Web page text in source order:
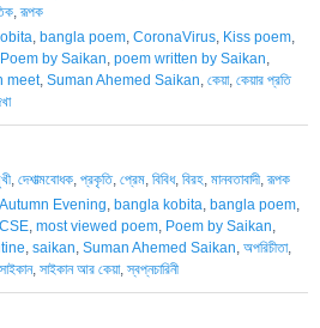
,রূপক
, bangla poem, CoronaVirus, Kiss poem,
Poem by Saikan, poem written by Saikan,
meet, Suman Ahemed Saikan, কেয়া, কেয়ার প্রতি
দেশাত্মবোধক প্রকৃতি প্রেম বিবিধ, বিরহ মানবতাবাদী ,রূপক
Autumn Evening, bangla kobita, bangla poem,
, most viewed poem, Poem by Saikan,
, saikan, Suman Ahemed Saikan, অপরিচীতা,
সাইকান, সাইকান আর কেয়া,স্বপ্নচারিনী